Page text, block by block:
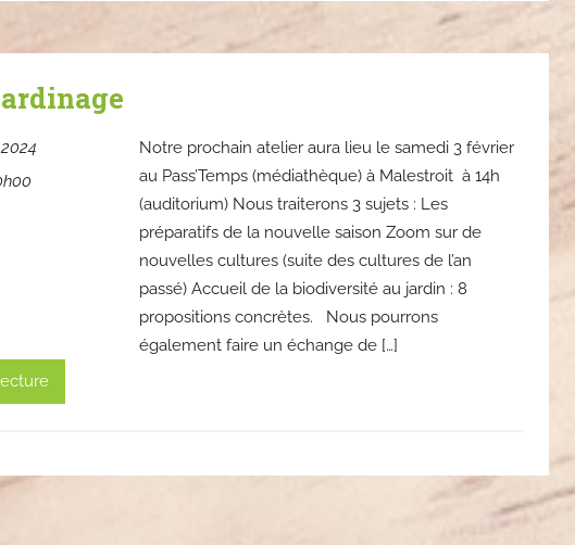
Notre prochain atelier aura lieu le samedi 3 février
au Pass’Temps (médiathèque) à Malestroit à 14h
(auditorium) Nous traiterons 3 sujets : Les
préparatifs de la nouvelle saison Zoom sur de
nouvelles cultures (suite des cultures de l’an
passé) Accueil de la biodiversité au jardin : 8
propositions concrètes. Nous pourrons
également faire un échange de […]